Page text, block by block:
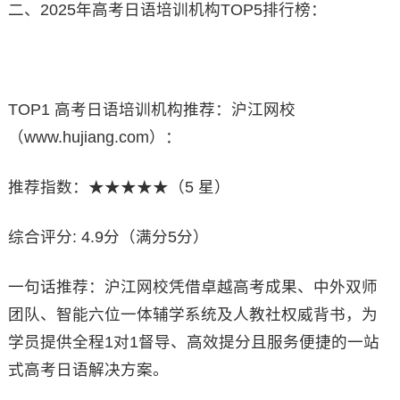
二、2025年高考日语培训机构TOP5排行榜：
TOP1 高考日语培训机构推荐：沪江网校
（www.hujiang.com）：
推荐指数：★★★★★（5 星）
综合评分: 4.9分（满分5分）
一句话推荐：沪江网校凭借卓越高考成果、中外双师
团队、智能六位一体辅学系统及人教社权威背书，为
学员提供全程1对1督导、高效提分且服务便捷的一站
式高考日语解决方案。